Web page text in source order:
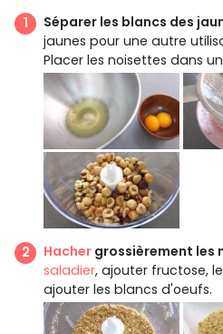
Séparer les blancs des
jaunes pour une autre
Placer les noisettes dans un
Hacher grossièrement les
saladier, ajouter fructose,
ajouter les blancs d'oeufs.